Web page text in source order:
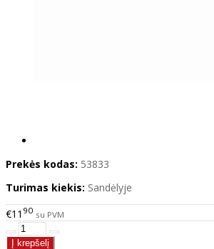
Prekės kodas: 53833
Turimas kiekis: Sandėlyje
€11 90 su PVM